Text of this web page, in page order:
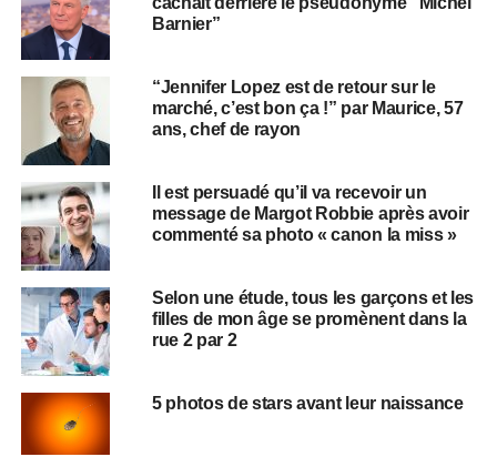
Barnier”
“Jennifer Lopez est de retour sur le
marché, c’est bon ça !” par Maurice, 57
ans, chef de rayon
Il est persuadé qu’il va recevoir un
message de Margot Robbie après avoir
commenté sa photo « canon la miss »
Selon une étude, tous les garçons et les
filles de mon âge se promènent dans la
rue 2 par 2
5 photos de stars avant leur naissance